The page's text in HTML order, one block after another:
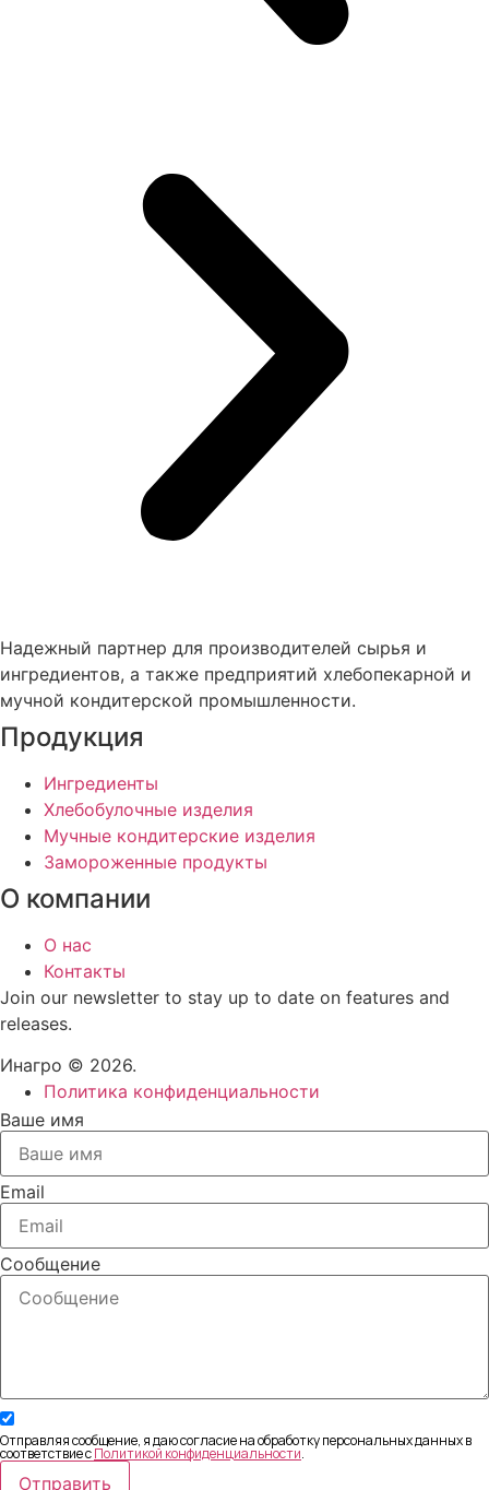
Надежный партнер для производителей сырья и
ингредиентов, а также предприятий хлебопекарной и
мучной кондитерской промышленности.
Продукция
Ингредиенты
Хлебобулочные изделия
Мучные кондитерские изделия
Замороженные продукты
О компании
О нас
Контакты
Join our newsletter to stay up to date on features and
releases.
Инагро © 2026.
Политика конфиденциальности
Ваше имя
Email
Сообщение
Отправляя сообщение, я даю согласие на обработку персональных данных в
соответствие сПолитикой конфиденциальности.
Отправить